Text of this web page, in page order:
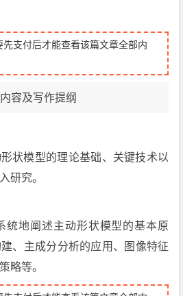
支付后才能查看该篇文章全部内
容及写作提纲
状模型的理论基础、关键技术以
研究。
统地阐述主动形状模型的基本原
、主成分分析的应用、图像特征
略等。